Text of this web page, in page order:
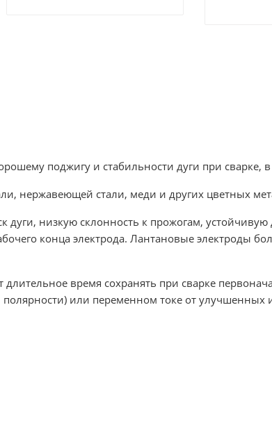
поджигу и стабильности дуги при сварке,
нержавеющей стали, меди и других цветных
низкую склонность к прожогам, устойчивую
конца электрода. Лантановые электроды
время сохранять при сварке
или переменном токе от улучшенных